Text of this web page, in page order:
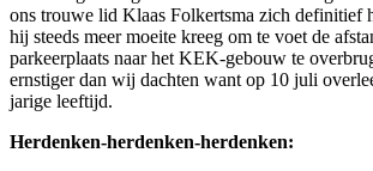
ons trouwe lid Klaas Folkertsma zich definitief
hij steeds meer moeite kreeg om te voet de
parkeerplaats naar het KEK-gebouw te
ernstiger dan wij dachten want op 10 juli
jarige leeftijd.
Herdenken-herdenken-herdenken: